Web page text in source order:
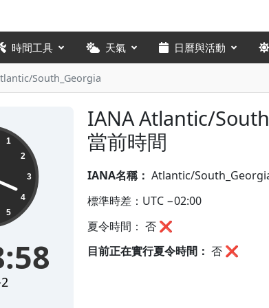
時間工具 天氣 日曆與活動
South_Georgia
IANA Atlantic/
當前時間
1
2
3
4
5
IANA名稱： Atlantic/
標準時差：UTC −02:00
夏令時間： 否 ❌
目前正在實行夏令時間： 否 ❌